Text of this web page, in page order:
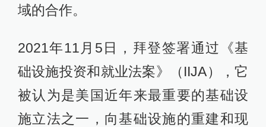
域的合作。
2021年11月5日，拜登签署通过《基
础设施投资和就业法案》（IIJA），它
被认为是美国近年来最重要的基础设
施立法之一，向基础设施的重建和现